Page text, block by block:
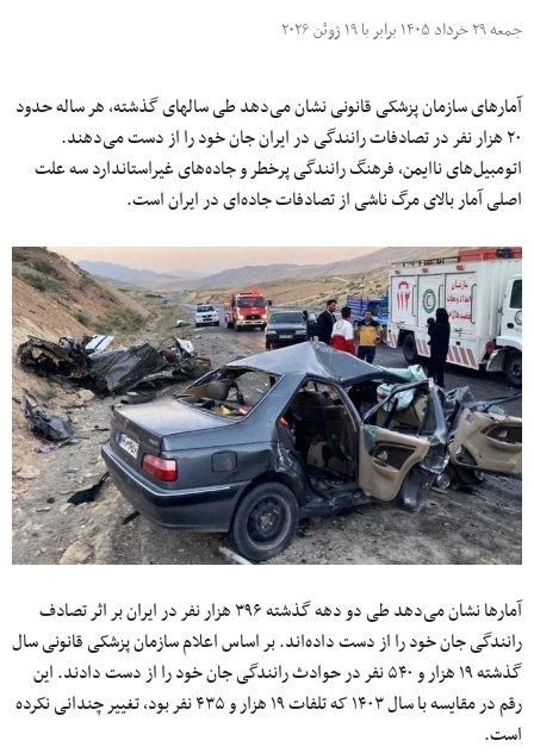
جمعه ۲۹ خرداد ۱۴۰۵ برابر با ۱۹ ژوئن ۲۰۲۶
آمارهای سازمان پزشکی قانونی نشان می‌دهد طی سالهای گذشته، هر ساله حدود
۲۰ هزار نفر در تصادفات رانندگی در ایران جان خود را از دست می‌دهند.
اتومبیل‌های ناایمن، فرهنگ رانندگی پرخطر و جاده‌های غیراستاندارد سه علت
اصلی آمار بالای مرگ ناشی از تصادفات جاده‌ای در ایران است.
آمارها نشان می‌دهد طی دو دهه گذشته ۳۹۶ هزار نفر در ایران بر اثر تصادف
رانندگی جان خود را از دست داده‌اند. بر اساس اعلام سازمان پزشکی قانونی سال
گذشته ۱۹ هزار و ۵۴۰ نفر در حوادث رانندگی جان خود را از دست دادند. این
رقم در مقایسه با سال ۱۴۰۳ که تلفات ۱۹ هزار و ۴۳۵ نفر بود، تغییر چندانی نکرده
است.